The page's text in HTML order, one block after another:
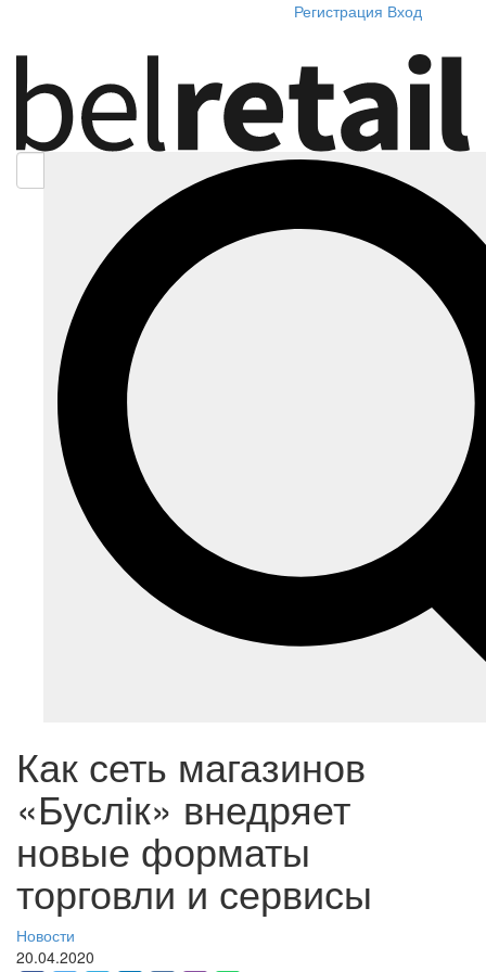
Регистрация Вход
Как сеть магазинов
«Буслiк» внедряет
новые форматы
торговли и сервисы
Новости
20.04.2020